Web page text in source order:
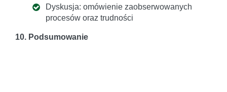
Dyskusja: omówienie zaobserwowanych
procesów oraz trudności
10. Podsumowanie